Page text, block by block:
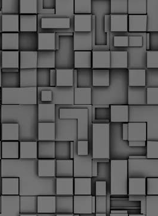
ακόμη και με αυτές τις προσλήψεις,
3 των Δημοτικών Αστυνομικών που
προ της κατάργησης της υπηρεσίας με
πρωθυπουργού Κυριάκου
Θεσσαλονίκης: Διμηνιαίος
ελέγχων τήρησης νομοθεσίας
δράσεων ελέγχου για τα ζώα
– Φεβρουαρίου 2026
Θεσσαλονίκης, με στόχο την
συμβίωση στην πόλη.
απόρριψη της επαναφοράς του
για τους δημοσίους υπαλλήλους